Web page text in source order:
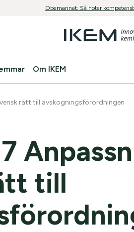
Obemannat: Så hotar
Om IKEM
rätt till avskogningsförordningen
till